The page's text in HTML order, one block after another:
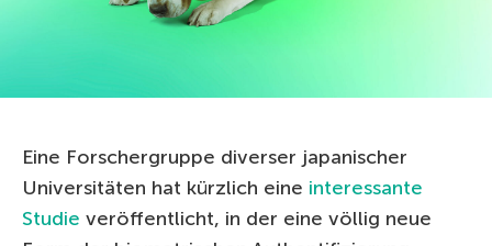
Eine Forschergruppe diverser japanischer
Universitäten hat kürzlich eine interessante
Studie veröffentlicht, in der eine völlig neue